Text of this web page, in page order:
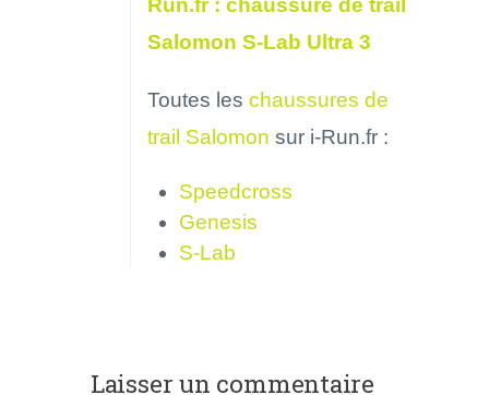
Run.fr : chaussure de trail
Salomon S-Lab Ultra 3
Toutes les chaussures de
trail Salomon sur i-Run.fr :
Speedcross
Genesis
S-Lab
Laisser un commentaire